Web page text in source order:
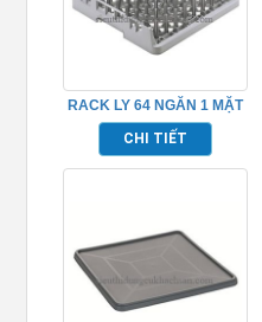
RACK LY 64 NGĂN 1 MẶT
HỞ TP691005
CHI TIẾT